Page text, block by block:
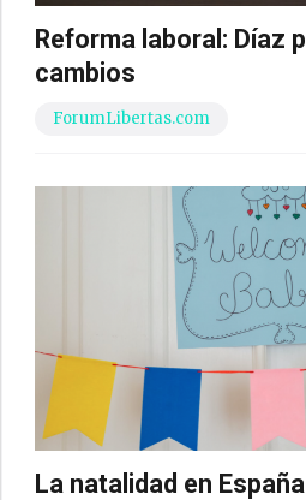
Reforma laboral: Díaz
cambios
ForumLibertas.com
La natalidad en